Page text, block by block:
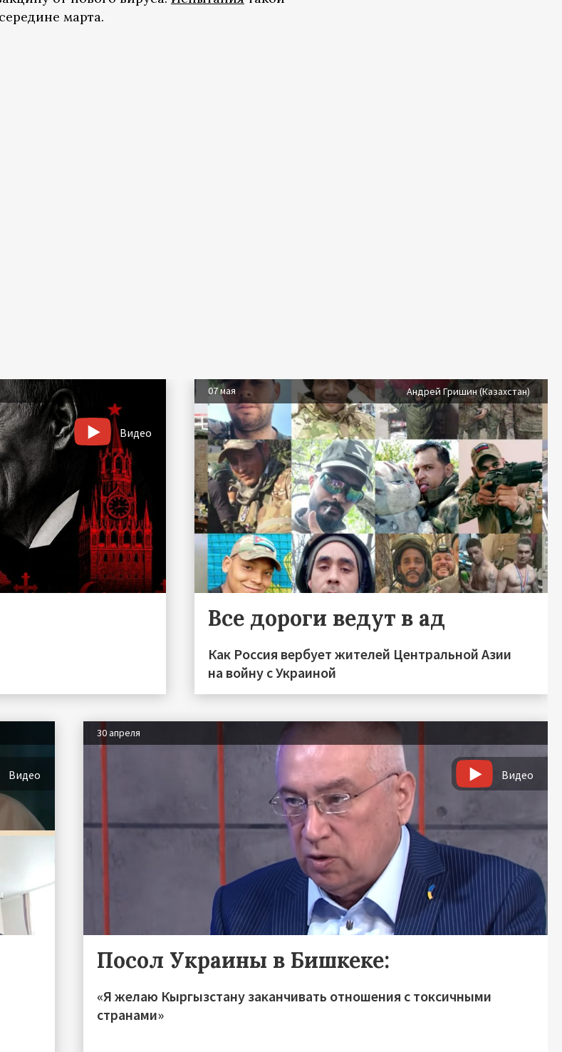
марта.
Видео
07 мая Андрей Гришин (Казахстан)
Все дороги ведут в ад
Как Россия вербует жителей Центральной Азии
на войну с Украиной
Видео
30 апреля
Видео
Посол Украины в Бишкеке:
«Я желаю Кыргызстану заканчивать отношения с токсичными
странами»